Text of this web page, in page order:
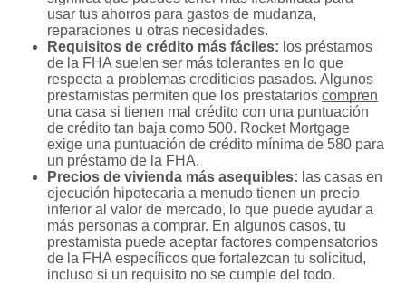
usar tus ahorros para gastos de mudanza,
reparaciones u otras necesidades.
Requisitos de crédito más fáciles: los préstamos
de la FHA suelen ser más tolerantes en lo que
respecta a problemas crediticios pasados. Algunos
prestamistas permiten que los prestatarios compren
una casa si tienen mal crédito con una puntuación
de crédito tan baja como 500. Rocket Mortgage
exige una puntuación de crédito mínima de 580 para
un préstamo de la FHA.
Precios de vivienda más asequibles: las casas en
ejecución hipotecaria a menudo tienen un precio
inferior al valor de mercado, lo que puede ayudar a
más personas a comprar. En algunos casos, tu
prestamista puede aceptar factores compensatorios
de la FHA específicos que fortalezcan tu solicitud,
incluso si un requisito no se cumple del todo.